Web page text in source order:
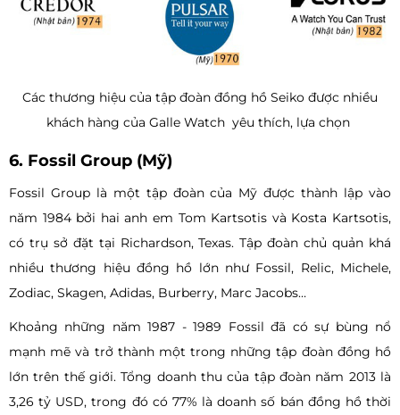
Các thương hiệu của tập đoàn đồng hồ Seiko được nhiều
khách hàng của Galle Watch yêu thích, lựa chọn
6. Fossil Group (Mỹ)
Fossil Group là một tập đoàn của Mỹ được thành lập vào
năm 1984 bởi hai anh em Tom Kartsotis và Kosta Kartsotis,
có trụ sở đặt tại Richardson, Texas. Tập đoàn chủ quản khá
nhiều thương hiệu đồng hồ lớn như Fossil, Relic, Michele,
Zodiac, Skagen, Adidas, Burberry, Marc Jacobs…
Khoảng những năm 1987 - 1989 Fossil đã có sự bùng nổ
mạnh mẽ và trở thành một trong những tập đoàn đồng hồ
lớn trên thế giới. Tổng doanh thu của tập đoàn năm 2013 là
3,26 tỷ USD, trong đó có 77% là doanh số bán đồng hồ thời